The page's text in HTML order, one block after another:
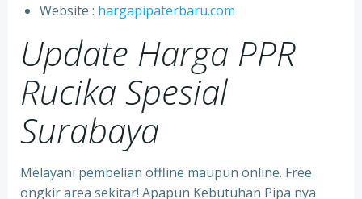
⁠Website : hargapipaterbaru.com
Update Harga PPR
Rucika Spesial
Surabaya
Melayani pembelian offline maupun online. Free
ongkir area sekitar! Apapun Kebutuhan Pipa nya